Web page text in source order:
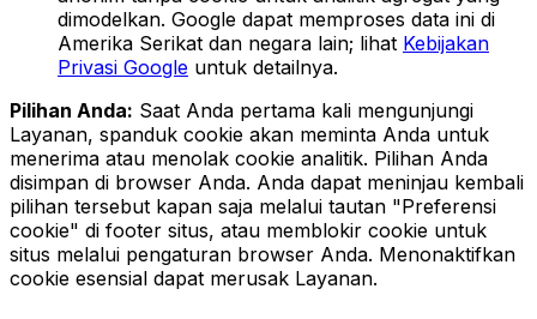
dimodelkan. Google dapat memproses data ini di
Amerika Serikat dan negara lain; lihat Kebijakan
Privasi Google untuk detailnya.
Pilihan Anda: Saat Anda pertama kali mengunjungi
Layanan, spanduk cookie akan meminta Anda untuk
menerima atau menolak cookie analitik. Pilihan Anda
disimpan di browser Anda. Anda dapat meninjau kembali
pilihan tersebut kapan saja melalui tautan "Preferensi
cookie" di footer situs, atau memblokir cookie untuk
situs melalui pengaturan browser Anda. Menonaktifkan
cookie esensial dapat merusak Layanan.